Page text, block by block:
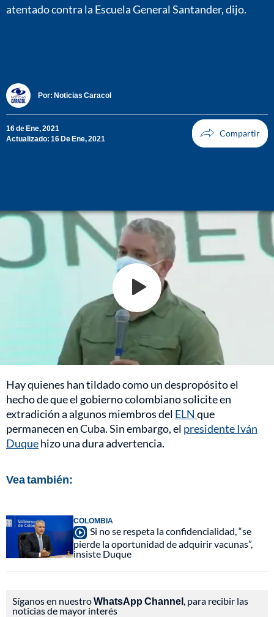
atentado contra la Escuela General Santander, dijo.
Por: Noticias Caracol
16 de Ene, 2021
Actualizado: 16 De Ene, 2021
Hay quienes han tildado como un despropósito el
hecho de que el gobierno colombiano solicite en
extradición a algunos miembros del ELN que
permanecen en Cuba. Sin embargo, el presidente Iván
Duquehizo una dura advertencia.
Vea también:
COLOMBIA
Si no se respeta la confidencialidad, “se
pierde la oportunidad de adquirir vacunas”,
insiste Duque
Síganos en nuestroWhatsApp Channel , para recibir las
noticias de mayor interés